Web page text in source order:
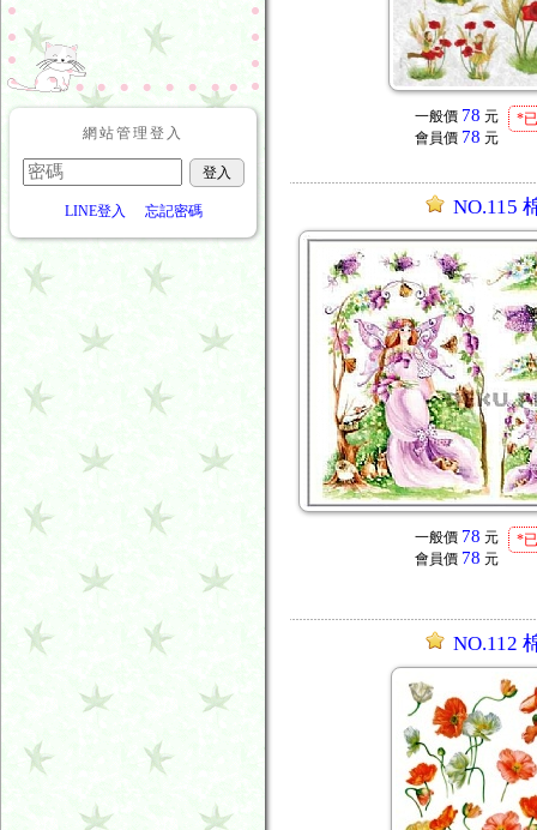
網站管理登入
LINE登入 忘記密碼
一般價 78 元
會員價 78 元
*
NO.115
一般價 78 元
會員價 78 元
*
NO.112